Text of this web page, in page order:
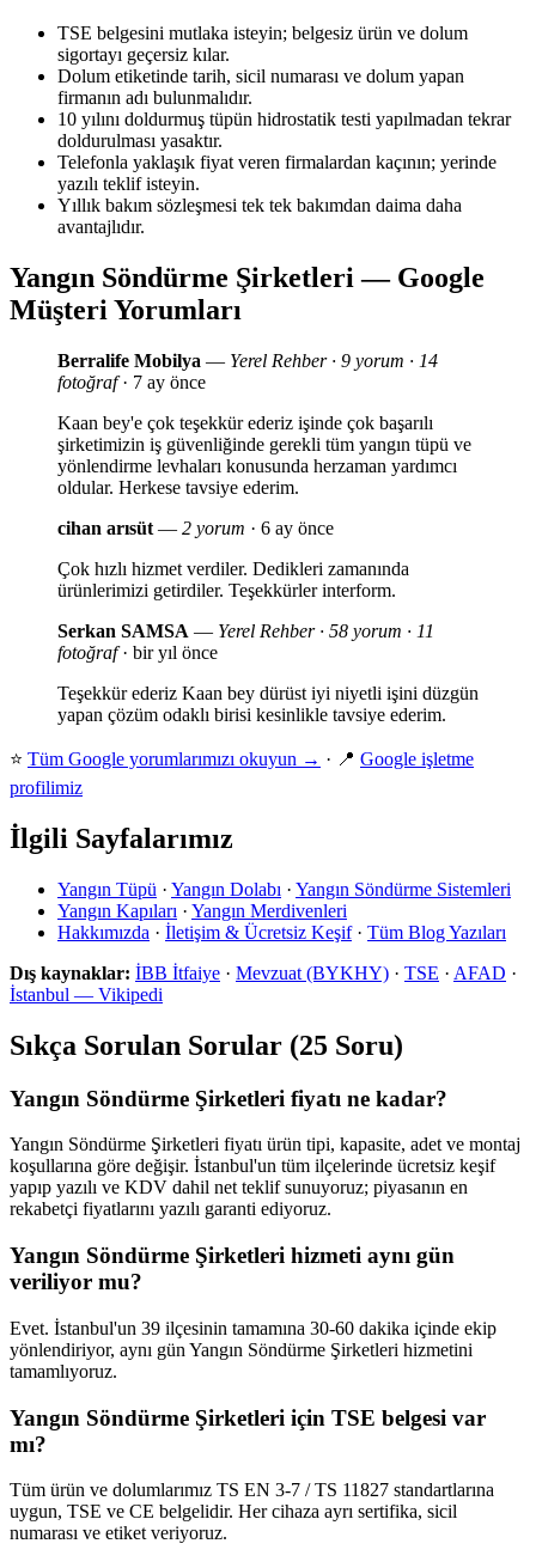
TSE belgesini mutlaka isteyin; belgesiz ürün ve dolum
sigortayı geçersiz kılar.
Dolum etiketinde tarih, sicil numarası ve dolum yapan
firmanın adı bulunmalıdır.
10 yılını doldurmuş tüpün hidrostatik testi yapılmadan tekrar
doldurulması yasaktır.
Telefonla yaklaşık fiyat veren firmalardan kaçının; yerinde
yazılı teklif isteyin.
Yıllık bakım sözleşmesi tek tek bakımdan daima daha
avantajlıdır.
Yangın Söndürme Şirketleri — Google
Müşteri Yorumları
Berralife Mobilya — Yerel Rehber · 9 yorum · 14
fotoğraf· 7 ay önce
Kaan bey'e çok teşekkür ederiz işinde çok başarılı
şirketimizin iş güvenliğinde gerekli tüm yangın tüpü ve
yönlendirme levhaları konusunda herzaman yardımcı
oldular. Herkese tavsiye ederim.
cihan arısüt — 2 yorum · 6 ay önce
Çok hızlı hizmet verdiler. Dedikleri zamanında
ürünlerimizi getirdiler. Teşekkürler interform.
Serkan SAMSA — Yerel Rehber · 58 yorum · 11
fotoğraf· bir yıl önce
Teşekkür ederiz Kaan bey dürüst iyi niyetli işini düzgün
yapan çözüm odaklı birisi kesinlikle tavsiye ederim.
⭐ Tüm Google yorumlarımızı okuyun → · 📍 Google işletme
profilimiz
İlgili Sayfalarımız
Yangın Tüpü · Yangın Dolabı · Yangın Söndürme Sistemleri
Yangın Kapıları · Yangın Merdivenleri
Hakkımızda · İletişim & Ücretsiz Keşif· Tüm Blog Yazıları
Dış kaynaklar: İBB İtfaiye · Mevzuat (BYKHY) · TSE · AFAD ·
İstanbul — Vikipedi
Sıkça Sorulan Sorular (25 Soru)
Yangın Söndürme Şirketleri fiyatı ne kadar?
Yangın Söndürme Şirketleri fiyatı ürün tipi, kapasite, adet ve montaj
koşullarına göre değişir. İstanbul'un tüm ilçelerinde ücretsiz keşif
yapıp yazılı ve KDV dahil net teklif sunuyoruz; piyasanın en
rekabetçi fiyatlarını yazılı garanti ediyoruz.
Yangın Söndürme Şirketleri hizmeti aynı gün
veriliyor mu?
Evet. İstanbul'un 39 ilçesinin tamamına 30-60 dakika içinde ekip
yönlendiriyor, aynı gün Yangın Söndürme Şirketleri hizmetini
tamamlıyoruz.
Yangın Söndürme Şirketleri için TSE belgesi var
mı?
Tüm ürün ve dolumlarımız TS EN 3-7 / TS 11827 standartlarına
uygun, TSE ve CE belgelidir. Her cihaza ayrı sertifika, sicil
numarası ve etiket veriyoruz.